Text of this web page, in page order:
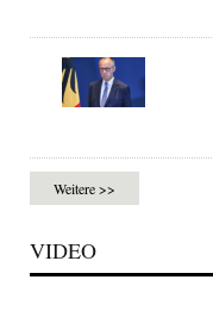
Weitere >>
VIDEO